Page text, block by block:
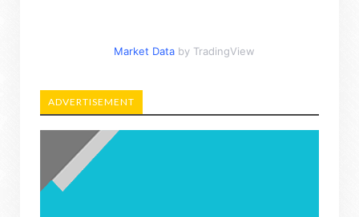
Market Data by TradingView
ADVERTISEMENT